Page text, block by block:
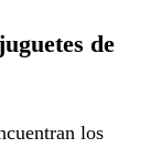
de
los